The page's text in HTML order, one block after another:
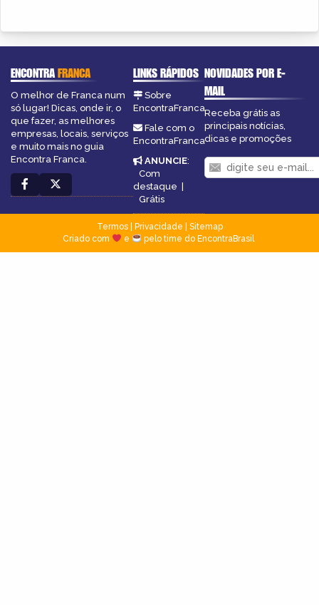
ENCONTRAFRANCA
O melhor de Franca num
só lugar! Dicas, onde ir, o
que fazer, as melhores
empresas, locais, serviços
e muito mais no guia
Encontra Franca.
LINKS RÁPIDOS
Sobre
EncontraFranca
Fale com o
EncontraFranca
ANUNCIE:
Com
destaque |
Grátis
NOVIDADES POR E-
MAIL
Receba grátis as
principais notícias,
dicas e promoções
Termos| Privacidade
Sitemap
Criado com
e pelo time do EncontraBrasil